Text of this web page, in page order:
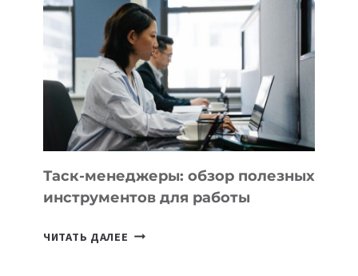
БИЗНЕСА:
КАКИЕ
3
ЗАДАЧИ
ЕМУ
МОЖНО
ПОРУЧИТЬ
УЖЕ
СЕГОДНЯ
Таск-менеджеры: обзор полезных
инструментов для работы
ЧИТАТЬ ДАЛЕЕ ТАСК-